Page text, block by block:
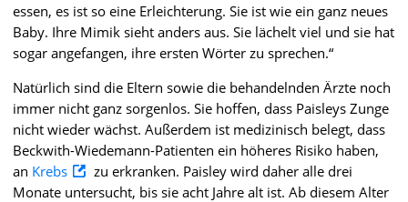
essen, es ist so eine Erleichterung. Sie ist wie ein ganz neues
Baby. Ihre Mimik sieht anders aus. Sie lächelt viel und sie hat
sogar angefangen, ihre ersten Wörter zu sprechen.“
Natürlich sind die Eltern sowie die behandelnden Ärzte noch
immer nicht ganz sorgenlos. Sie hoffen, dass Paisleys Zunge
nicht wieder wächst. Außerdem ist medizinisch belegt, dass
Beckwith-Wiedemann-Patienten ein höheres Risiko haben,
an Krebs
zu erkranken. Paisley wird daher alle drei
Monate untersucht, bis sie acht Jahre alt ist. Ab diesem Alter